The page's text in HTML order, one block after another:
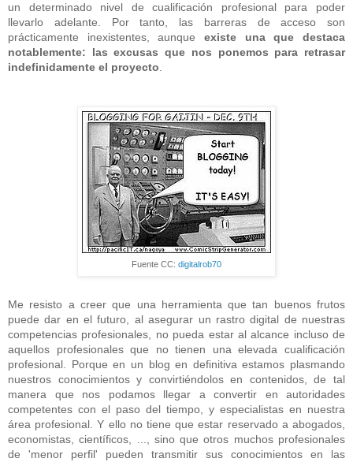
un determinado nivel de cualificación profesional para poder
llevarlo adelante. Por tanto, las barreras de acceso son
prácticamente inexistentes, aunque existe una que destaca
notablemente: las excusas que nos ponemos para retrasar
indefinidamente el proyecto.
Fuente CC: digitalrob70
Me resisto a creer que una herramienta que tan buenos frutos
puede dar en el futuro, al asegurar un rastro digital de nuestras
competencias profesionales, no pueda estar al alcance incluso de
aquellos profesionales que no tienen una elevada cualificación
profesional. Porque en un blog en definitiva estamos plasmando
nuestros conocimientos y convirtiéndolos en contenidos, de tal
manera que nos podamos llegar a convertir en autoridades
competentes con el paso del tiempo, y especialistas en nuestra
área profesional. Y ello no tiene que estar reservado a abogados,
economistas, científicos, ..., sino que otros muchos profesionales
de 'menor perfil' pueden transmitir sus conocimientos en las